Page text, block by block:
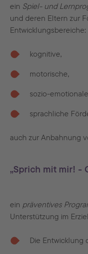
ein Spiel- und
und deren Eltern zur
Entwicklungsbereiche:
kognitive,
motorische,
sozio-
sprachliche
auch zur Anbahnung
„Sprich mit mir! -
ein präventives
Unterstützung im
Die Entwicklung